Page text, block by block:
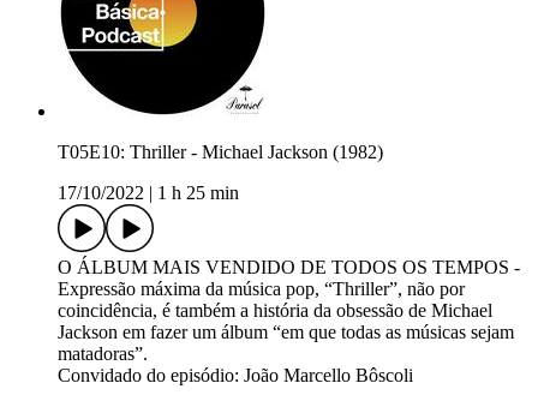
T05E10: Thriller - Michael Jackson (1982)
17/10/2022
1 h 25 min
O ÁLBUM MAIS VENDIDO DE TODOS OS TEMPOS -
Expressão máxima da música pop, “Thriller”, não por
coincidência, é também a história da obsessão de Michael
Jackson em fazer um álbum “em que todas as músicas sejam
matadoras”.
Convidado do episódio: João Marcello Bôscoli